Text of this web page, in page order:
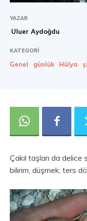
YAZAR
Uluer Aydoğdu
KATEGORI
Genel günlük Hülya
Çakıl taşları da
bilirim, düşmek, ters